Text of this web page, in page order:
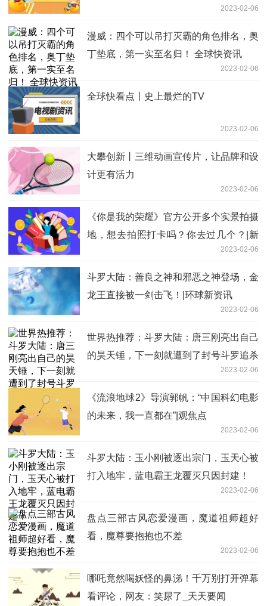
2023-02-06
漫威：四个可以吊打灭霸的角色排名，奥
丁垫底，第一实至名归！ 全球快资讯
2023-02-06
全球快看点丨史上最烂的TV
2023-02-06
大攀创新丨三维动画宣传片，让品牌和设
计更有活力
2023-02-06
《你是我的荣耀》官方公开多个实景拍摄
地，想去拍照打卡吗？你去过几个？|新
2023-02-06
斗罗大陆：善良之神和邪恶之神登场，金
龙王直接被一剑击飞！|环球新资讯
2023-02-06
世界热推荐：斗罗大陆：唐三刚亮出自己
的昊天锤，下一刻就遭到了封号斗罗追杀
2023-02-06
《流浪地球2》导演郭帆：“中国科幻电影
的未来，我一直都在”|观焦点
2023-02-06
斗罗大陆：玉小刚被逐出宗门，玉天心被
打入地牢，蓝电霸王龙覆灭只因封建！
2023-02-06
盘点三部古风恋爱漫画，魔道祖师超好
看，魔尊要抱抱也不差
2023-02-06
哪吒竟然喝妖怪的鼻涕！千万别打开弹幕
看评论，网友：笑尿了_天天要闻